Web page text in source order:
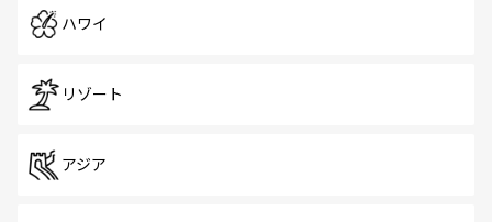
ハワイ
リゾート
アジア